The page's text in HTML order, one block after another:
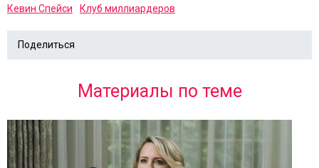
Кевин Спейси
Клуб миллиардеров
Поделиться
Материалы по теме